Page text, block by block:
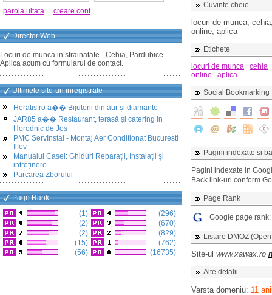
parola uitata creare cont
Director Web
Locuri de munca in strainatate - Cehia, Pardubice.
Aplica acum cu formularul de contact.
Ultimele site-uri inregistrate
Heratis.ro a�� Bijuterii din aur și diamante
JAR85 a�� Restaurant, terasă și catering in
Horodnic de Jos
PMC ServInstal - Montaj Aer Conditionat Bucuresti
Ilfov
Manualul Casei: Ghiduri Reparații, Instalații și
intreținere
Parcarea Zborului
Page Rank
(1)
(2)
(2)
(15)
(56)
(296)
(670)
(829)
(762)
(16735)
Cuvinte cheie
locuri de munca,
online, aplica
Etichete
locuri de munca
cehia
online
aplica
Social Bookmarking
Pagini indexate si
Pagini indexate in
Back link-uri conform
Page Rank
Google page rank:
Listare DMOZ
Site-ul www.xawax.ro
Alte detalii
Varsta domeniu: 11 ani